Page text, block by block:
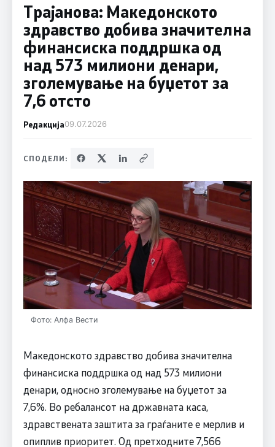
Трајанова: Македонското
здравство добива значителна
финансиска поддршка од
над 573 милиони денари,
зголемување на буџетот за
7,6 отсто
Редакција09.07.2026
СПОДЕЛИ:
Фото: Алфа Вести
Македонското здравство добива значителна
финансиска поддршка од над 573 милиони
денари, односно зголемување на буџетот за
7,6%. Во ребалансот на државната каса,
здравствената заштита за граѓаните е мерлив и
опиплив приоритет. Од претходните 7,566